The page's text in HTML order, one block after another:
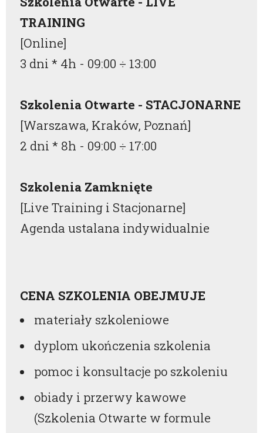
TRAINING
[Online]
3 dni * 4h - 09:00 ÷ 13:00
Szkolenia Otwarte - STACJONARNE
[Warszawa, Kraków, Poznań]
2 dni * 8h - 09:00 ÷ 17:00
Szkolenia Zamknięte
[Live Training i Stacjonarne]
Agenda ustalana indywidualnie
CENA SZKOLENIA OBEJMUJE
materiały szkoleniowe
dyplom ukończenia szkolenia
pomoc i konsultacje po szkoleniu
obiady i przerwy kawowe
(Szkolenia Otwarte w formule